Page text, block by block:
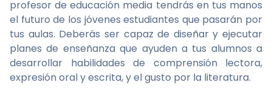
profesor de educación media tendrás en tus manos
el futuro de los jóvenes estudiantes que pasarán por
tus aulas. Deberás ser capaz de diseñar y ejecutar
planes de enseñanza que ayuden a tus alumnos a
desarrollar habilidades de comprensión lectora,
expresión oral y escrita, y el gusto por la literatura.